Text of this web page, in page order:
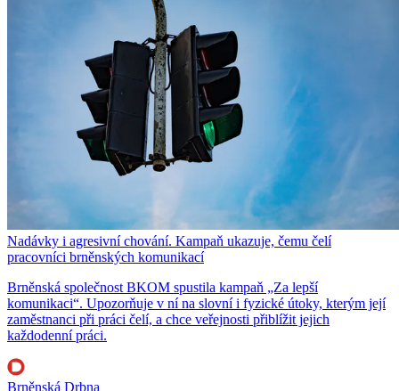
Nadávky i agresivní chování. Kampaň ukazuje, čemu čelí
pracovníci brněnských komunikací
Brněnská společnost BKOM spustila kampaň „Za lepší
komunikaci“. Upozorňuje v ní na slovní i fyzické útoky, kterým její
zaměstnanci při práci čelí, a chce veřejnosti přiblížit jejich
každodenní práci.
Brněnská Drbna